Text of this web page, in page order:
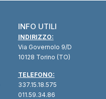
INFO UTILI
INDIRIZZO:
Via Governolo 9/D
10128 Torino (TO)
TELEFONO:
337.15.18.575
011.59.34.86